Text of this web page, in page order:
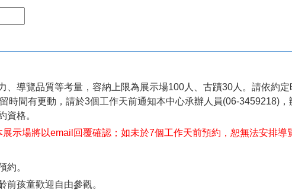
、導覽品質等考量， 容納上限為展示場100人、古蹟30人。請依約
時間有更動，請於3個工作天前通知本中心承辦人員(06-3459218)，
資格。
示場將以email回覆確認；如未於7個工作天前預約，恕無法安排導
約。
孩童歡迎自由參觀。